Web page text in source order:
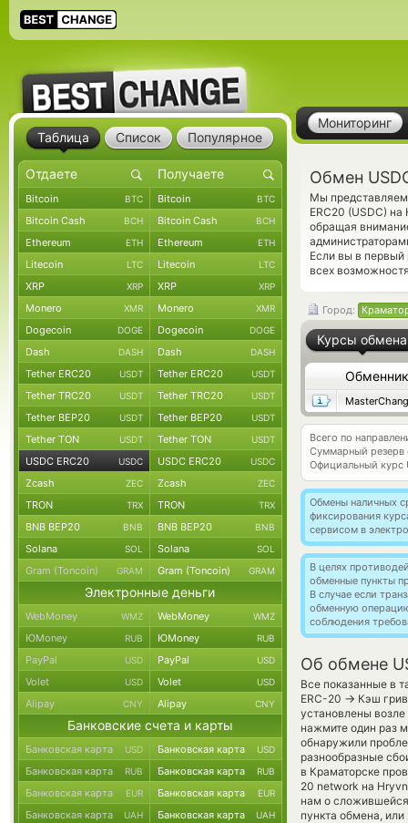
Мониторинг
Обмен
Мы представляем
ERC20 (USDC)
обращая
Если вы в первый
всех
Город:
Курсы обмена
Обменник
Всего по
Суммарный резерв
Официальный курс
Обмены наличных
фиксирования
сервисом в
В целях
обменные пункты
В случае если
обменную
соблюдения
Об обмене
Все показанные в
ERC-20 → Кэш
установлены
нажмите один раз
обнаружили
разнообразные
в Краматорске
20 network на
нам о
пункта обмена,
Таблица Список Популярное
Bitcoin BTC Bitcoin BTC
Bitcoin Cash BCH Bitcoin Cash BCH
Ethereum ETH Ethereum ETH
Litecoin LTC Litecoin LTC
XRP XRP XRP XRP
Monero XMR Monero XMR
Dogecoin DOGE Dogecoin DOGE
Dash DASH Dash DASH
Tether ERC20 USDT Tether ERC20 USDT
Tether TRC20 USDT Tether TRC20 USDT
Tether BEP20 USDT Tether BEP20 USDT
Tether TON USDT Tether TON USDT
USDC ERC20 USDC USDC ERC20 USDC
Zcash ZEC Zcash ZEC
TRON TRX TRON TRX
BNB BEP20 BNB BNB BEP20 BNB
Solana SOL Solana SOL
Gram (Toncoin) GRAM Gram (Toncoin) GRAM
Электронные деньги
WebMoney WMZ WebMoney WMZ
ЮMoney RUB ЮMoney RUB
PayPal USD PayPal USD
Volet USD Volet USD
Alipay CNY Alipay CNY
Банковские счета и карты
Банковская карта USD Банковская карта USD
Банковская карта RUB Банковская карта RUB
Банковская карта EUR Банковская карта EUR
Банковская карта UAH Банковская карта UAH